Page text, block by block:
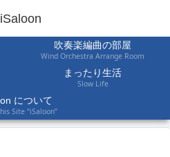
吹奏楽編曲の部屋
Wind Orchestra Arrange Room
まったり生活
Slow Life
について
Site “iSaloon”